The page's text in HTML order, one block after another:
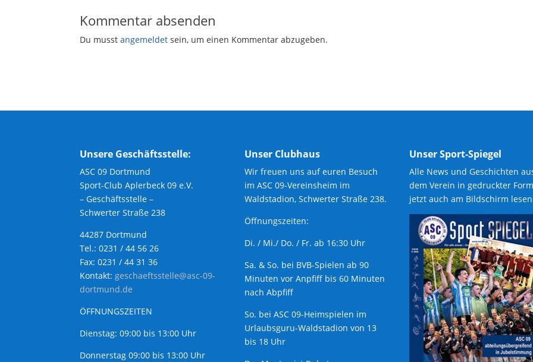
Kommentar absenden
Du musstangemeldet sein, um einen Kommentar abzugeben.
Unsere Geschäftsstelle:
ASC 09 Dortmund
Sport-Club Aplerbeck 09 e.V.
– Geschäftsstelle –
Schwerter Straße 238
44287 Dortmund
Tel.: 0231 / 44 56 26
Fax: 0231 / 44 31 36
Kontakt: geschaeftsstelle@asc-09-
dortmund.de
ÖFFNUNGSZEITEN
Dienstag: 09:00 bis 13:00 Uhr
Donnerstag 09:00 bis 13:00 Uhr
Unser Clubhaus
Wir freuen uns auf euren Besuch
im ASC 09-Vereinsheim im
Waldstadion, Schwerter Straße 238.
Öffnungszeiten:
Di. / Mi./ Do. / Fr. ab 16:30 Uhr
Sa. & So. bei BVB-Spielen ab 90
Minuten vor Anpfiff bis 60 Minuten
nach Abpfiff
So. bei ASC 09-Heimspielen im
Urlaubsguru-Waldstadion von 13
bis 18 Uhr
Unser Sport-Spiegel
Alle News und Geschichten
dem Verein in gedruckter
jetzt auch am Bildschirm